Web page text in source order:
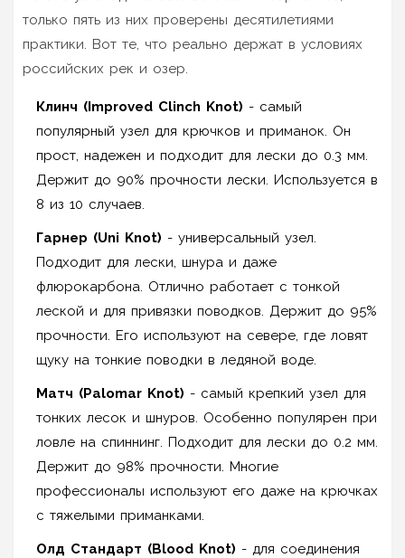
только пять из них проверены десятилетиями
практики. Вот те, что реально держат в условиях
российских рек и озер.
Клинч (Improved Clinch Knot) - самый
популярный узел для крючков и приманок. Он
прост, надежен и подходит для лески до 0.3 мм.
Держит до 90% прочности лески. Используется в
8 из 10 случаев.
Гарнер (Uni Knot) - универсальный узел.
Подходит для лески, шнура и даже
флюрокарбона. Отлично работает с тонкой
леской и для привязки поводков. Держит до 95%
прочности. Его используют на севере, где ловят
щуку на тонкие поводки в ледяной воде.
Матч (Palomar Knot) - самый крепкий узел для
тонких лесок и шнуров. Особенно популярен при
ловле на спиннинг. Подходит для лески до 0.2 мм.
Держит до 98% прочности. Многие
профессионалы используют его даже на крючках
с тяжелыми приманками.
Олд Стандарт (Blood Knot) - для соединения